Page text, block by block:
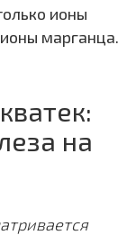
ионы
марганца.
на